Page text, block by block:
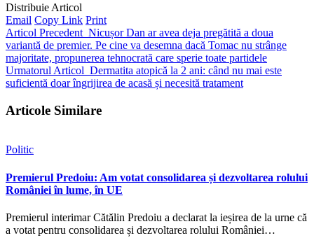
Distribuie Articol
Email Copy Link Print
Articol Precedent Nicușor Dan ar avea deja pregătită a doua
variantă de premier. Pe cine va desemna dacă Tomac nu strânge
majoritate, propunerea tehnocrată care sperie toate partidele
Urmatorul Articol Dermatita atopică la 2 ani: când nu mai este
suficientă doar îngrijirea de acasă și necesită tratament
Articole Similare
Politic
Premierul Predoiu: Am votat consolidarea și dezvoltarea rolului
României în lume, în UE
Premierul interimar Cătălin Predoiu a declarat la ieșirea de la urne că
a votat pentru consolidarea și dezvoltarea rolului României…